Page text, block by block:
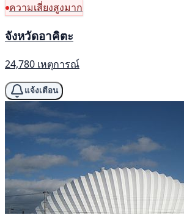
ความเสี่ยงสูงมาก
จังหวัดอาคิตะ
24,780 เหตุการณ์
แจ้งเตือน